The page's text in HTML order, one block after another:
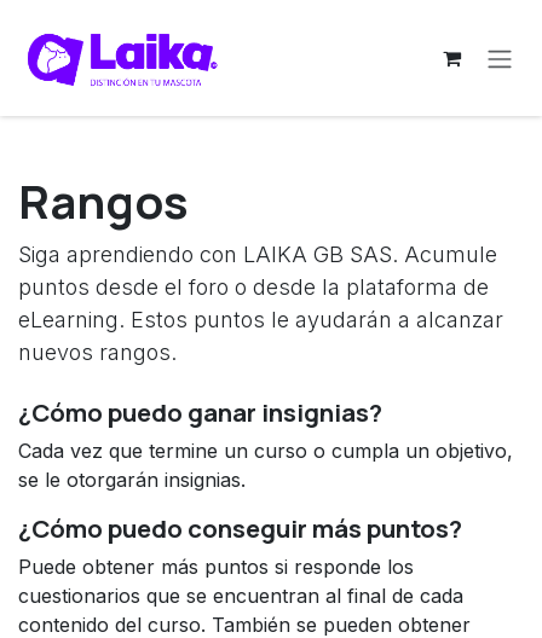
Rangos
Siga aprendiendo con LAIKA GB SAS. Acumule
puntos desde el foro o desde la plataforma de
eLearning. Estos puntos le ayudarán a alcanzar
nuevos rangos.
¿Cómo puedo ganar insignias?
Cada vez que termine un curso o cumpla un objetivo,
se le otorgarán insignias.
¿Cómo puedo conseguir más puntos?
Puede obtener más puntos si responde los
cuestionarios que se encuentran al final de cada
contenido del curso. También se pueden obtener